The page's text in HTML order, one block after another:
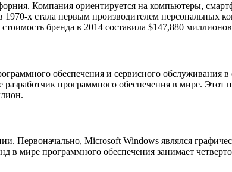
Компания ориентируется на компьютеры,
х стала первым производителем персональных
бренда в 2014 составила $147,880
обеспечения и сервисного обслуживания
программного обеспечения в мире. Этот
Первоначально, Microsoft Windows являлся
мире программного обеспечения занимает